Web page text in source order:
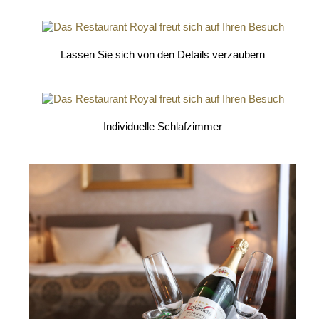
Lassen Sie sich von den Details verzaubern
Individuelle Schlafzimmer